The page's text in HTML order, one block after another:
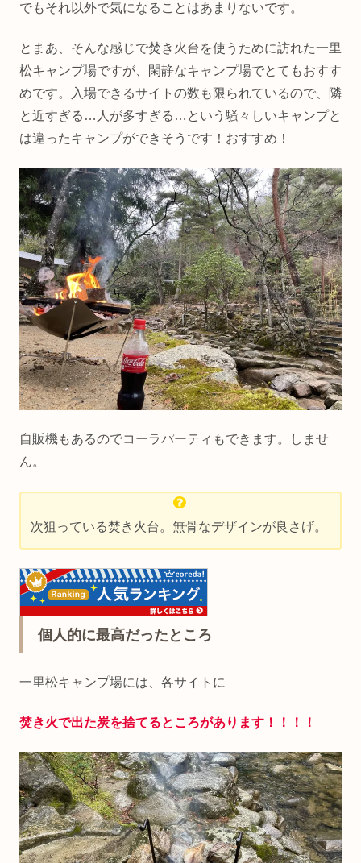
でもそれ以外で気になることはあまりないです。
とまあ、そんな感じで焚き火台を使うために訪れた一里
松キャンプ場ですが、閑静なキャンプ場でとてもおすす
めです。入場できるサイトの数も限られているので、隣
と近すぎる…人が多すぎる…という騒々しいキャンプと
は違ったキャンプができそうです！おすすめ！
自販機もあるのでコーラパーティもできます。しませ
ん。
次狙っている焚き火台。無骨なデザインが良さげ。
個人的に最高だったところ
一里松キャンプ場には、各サイトに
焚き火で出た炭を捨てるところがあります！！！！